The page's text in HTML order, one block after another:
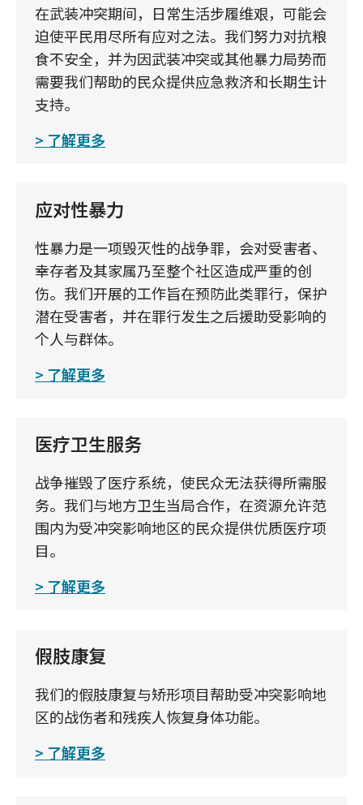
在武装冲突期间，日常生活步履维艰，可能会
迫使平民用尽所有应对之法。我们努力对抗粮
食不安全，并为因武装冲突或其他暴力局势而
需要我们帮助的民众提供应急救济和长期生计
支持。
了解更多
应对性暴力
性暴力是一项毁灭性的战争罪，会对受害者、
幸存者及其家属乃至整个社区造成严重的创
伤。我们开展的工作旨在预防此类罪行，保护
潜在受害者，并在罪行发生之后援助受影响的
个人与群体。
了解更多
医疗卫生服务
战争摧毁了医疗系统，使民众无法获得所需服
务。我们与地方卫生当局合作，在资源允许范
围内为受冲突影响地区的民众提供优质医疗项
目。
了解更多
假肢康复
我们的假肢康复与矫形项目帮助受冲突影响地
区的战伤者和残疾人恢复身体功能。
了解更多